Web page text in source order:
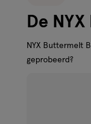
In 12
Hoe werkt het?
De
NYX Buttermelt
geprobeerd?